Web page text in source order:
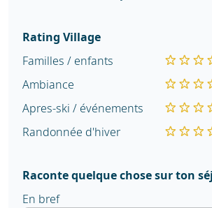
Rating Village
Familles / enfants
Ambiance
Apres-ski / événements
Randonnée d'hiver
Raconte quelque chose sur ton
En bref